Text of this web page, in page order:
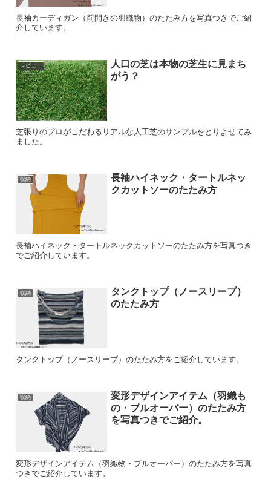
長袖カーディガン（前開きの羽織物）のたたみ方を写真つきでご紹
介しています。
レビュー
人口の芝は本物の芝生に見まち
がう？
芝張りのプロがこだわるリアルな人工芝のサンプルをとりよせてみ
ました。
収納
長袖ハイネック・タートルネッ
クカットソーのたたみ方
長袖ハイネック・タートルネックカットソーのたたみ方を写真つき
でご紹介しています。
収納
タンクトップ（ノースリーブ）
のたたみ方
タンクトップ（ノースリーブ）のたたみ方をご紹介しています。
収納
変形デザインアイテム（羽織も
の・プルオーバー）のたたみ方
を写真つきでご紹介。
変形デザインアイテム（羽織物・プルオーバー）のたたみ方を写真
つきでご紹介しています。